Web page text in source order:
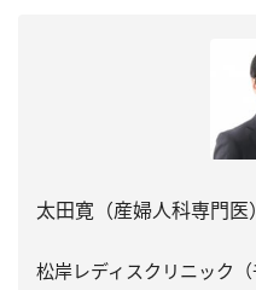
太田寛（産婦人科専門医）
松岸レディスクリニック